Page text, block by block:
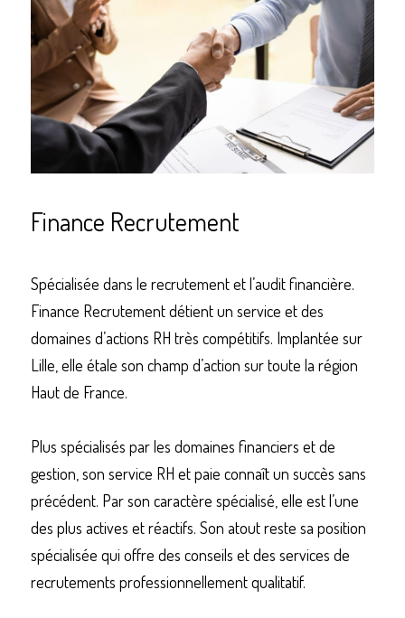
Finance Recrutement
Spécialisée dans le recrutement et l’audit financière.
Finance Recrutement détient un service et des
domaines d’actions RH très compétitifs. Implantée sur
Lille, elle étale son champ d’action sur toute la région
Haut de France.
Plus spécialisés par les domaines financiers et de
gestion, son service RH et paie connaît un succès sans
précédent. Par son caractère spécialisé, elle est l’une
des plus actives et réactifs. Son atout reste sa position
spécialisée qui offre des conseils et des services de
recrutements professionnellement qualitatif.